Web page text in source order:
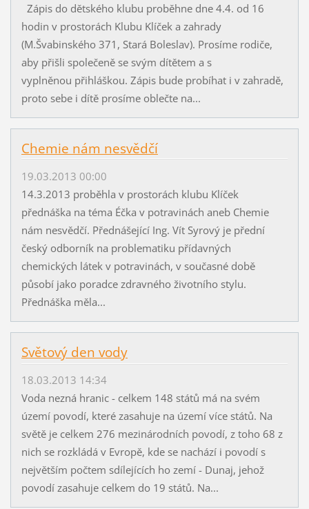
Zápis do dětského klubu proběhne dne 4.4. od 16
hodin v prostorách Klubu Klíček a zahrady
(M.Švabinského 371, Stará Boleslav). Prosíme rodiče,
aby přišli společeně se svým dítětem a s
vyplněnou přihláškou. Zápis bude probíhat i v zahradě,
proto sebe i dítě prosíme oblečte na...
Chemie nám nesvědčí
19.03.2013 00:00
14.3.2013 proběhla v prostorách klubu Klíček
přednáška na téma Éčka v potravinách aneb Chemie
nám nesvědčí. Přednášející Ing. Vít Syrový je přední
český odborník na problematiku přídavných
chemických látek v potravinách, v současné době
působí jako poradce zdravného životního stylu.
Přednáška měla...
Světový den vody
18.03.2013 14:34
Voda nezná hranic - celkem 148 států má na svém
území povodí, které zasahuje na území více států. Na
světě je celkem 276 mezinárodních povodí, z toho 68 z
nich se rozkládá v Evropě, kde se nachází i povodí s
největším počtem sdílejících ho zemí - Dunaj, jehož
povodí zasahuje celkem do 19 států. Na...